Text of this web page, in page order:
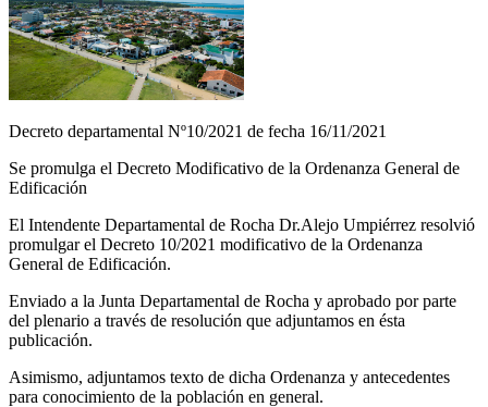
Decreto departamental Nº10/2021 de fecha 16/11/2021
Se promulga el Decreto Modificativo de la Ordenanza General de
Edificación
El Intendente Departamental de Rocha Dr.Alejo Umpiérrez resolvió
promulgar el Decreto 10/2021 modificativo de la Ordenanza
General de Edificación.
Enviado a la Junta Departamental de Rocha y aprobado por parte
del plenario a través de resolución que adjuntamos en ésta
publicación.
Asimismo, adjuntamos texto de dicha Ordenanza y antecedentes
para conocimiento de la población en general.